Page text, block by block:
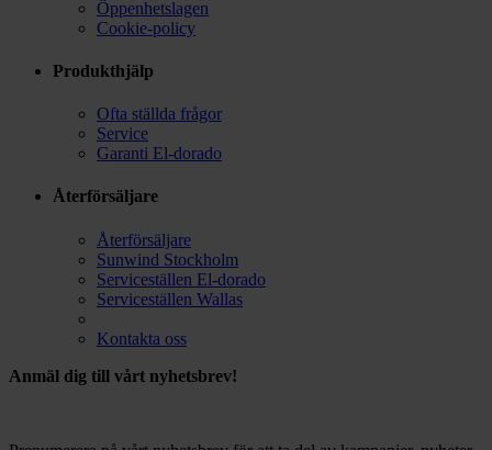
Öppenhetslagen
Cookie-policy
Produkthjälp
Ofta ställda frågor
Service
Garanti El-dorado
Återförsäljare
Återförsäljare
Sunwind Stockholm
Serviceställen El-dorado
Serviceställen Wallas
Kontakta oss
Anmäl dig till vårt nyhetsbrev!